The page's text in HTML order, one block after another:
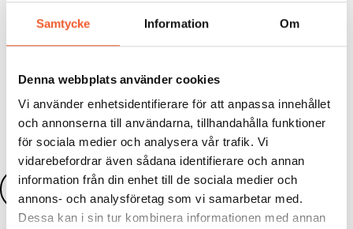
Samtycke Information Om
Denna webbplats använder cookies
Vi använder enhetsidentifierare för att anpassa innehållet
och annonserna till användarna, tillhandahålla funktioner
för sociala medier och analysera vår trafik. Vi
vidarebefordrar även sådana identifierare och annan
information från din enhet till de sociala medier och
annons- och analysföretag som vi samarbetar med.
Dessa kan i sin tur kombinera informationen med annan
Dela:
Läs fler nyheter